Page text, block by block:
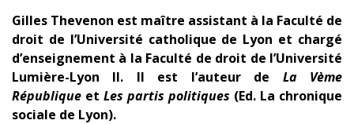
Gilles Thevenon est maître assistant à la Faculté de
droit de l’Université catholique de Lyon et chargé
d’enseignement à la Faculté de droit de l’Université
Lumière-Lyon II. Il est l’auteur de La Vème
République et Les partis politiques (Ed. La chronique
sociale de Lyon).